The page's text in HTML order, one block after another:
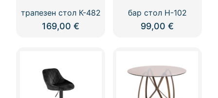
трапезен стол К-482
169,00€
variants.
The
options
бар стол Н-102
99,00€